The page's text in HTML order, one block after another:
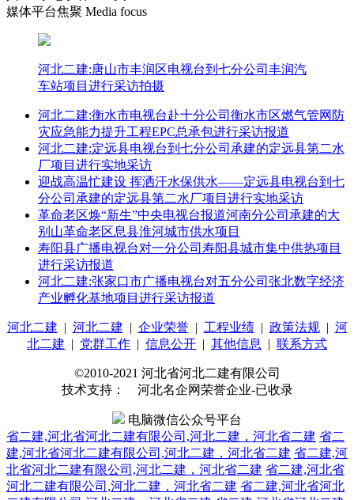
媒体平台焦聚 Media focus
河北二建:唐山市丰润区电视台到七分公司丰润汽
车站项目进行采访拍摄
河北二建:衡水市电视台赴十分公司衡水市区燃气管网防
灾应急能力提升工程EPC总承包进行采访报道
河北二建:定远县电视台到七分公司承建的定远县第二水
厂项目进行实地采访
迎战高温忙建设 挥洒汗水保供水——定远县电视台到七
分公司承建的定远县第二水厂项目进行实地采访
革命老区焕“新生”中央电视台报道河南分公司承建的大
别山革命老区息县淮河城市供水项目
寿阳县广播电视台对一分公司寿阳县城市集中供热项目
进行采访报道
河北二建:张家口市广播电视台对五分公司张北数字经济
产业孵化基地项目进行采访报道
河北二建 | 河北二建 | 企业荣誉| 工程业绩| 政策法规| 河
北二建 | 党群工作 | 信息公开 | 其他信息 | 联系方式
©2010-2021 河北省河北二建有限公司
技术支持： 河北名企网荣誉企业-已收录
电脑微信公众号平台
省二建,河北省河北二建有限公司,河北二建，河北省二建 省二
建,河北省河北二建有限公司,河北二建，河北省二建 省二建,河
北省河北二建有限公司,河北二建，河北省二建 省二建,河北省
河北二建有限公司,河北二建，河北省二建 省二建,河北省河北